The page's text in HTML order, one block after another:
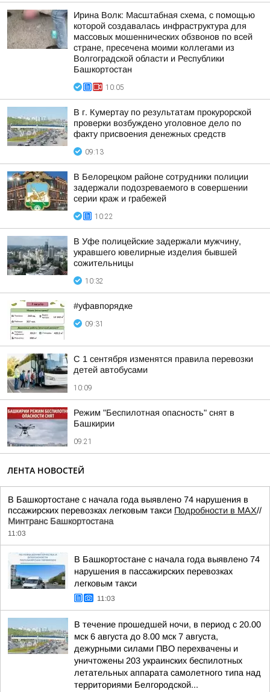
Ирина Волк: Масштабная схема, с помощью
которой создавалась инфраструктура для
массовых мошеннических обзвонов по всей
стране, пресечена моими коллегами из
Волгоградской области и Республики
Башкортостан
10:05
В г. Кумертау по результатам прокурорской
проверки возбуждено уголовное дело по
факту присвоения денежных средств
09:13
В Белорецком районе сотрудники полиции
задержали подозреваемого в совершении
серии краж и грабежей
10:22
В Уфе полицейские задержали мужчину,
укравшего ювелирные изделия бывшей
сожительницы
10:32
#уфавпорядке
09:31
С 1 сентября изменятся правила перевозки
детей автобусами
10:09
Режим "Беспилотная опасность" снят в
Башкирии
09:21
ЛЕНТА НОВОСТЕЙ
В Башкортостане с начала года выявлено 74 нарушения в
пссажирских перевозках легковым такси Подробности в MAX//
Минтранс Башкортостана
11:03
В Башкортостане с начала года выявлено 74
нарушения в пассажирских перевозках
легковым такси
11:03
В течение прошедшей ночи, в период с 20.00
мск 6 августа до 8.00 мск 7 августа,
дежурными силами ПВО перехвачены и
уничтожены 203 украинских беспилотных
летательных аппарата самолетного типа над
территориями Белгородской...